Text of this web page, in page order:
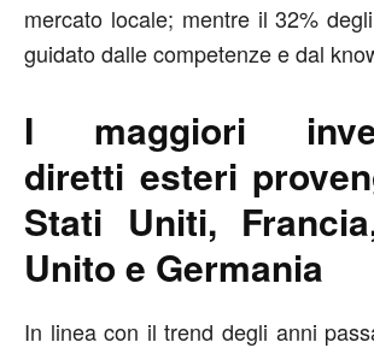
mercato locale; mentre il 32%
guidato dalle competenze e dal
I maggiori
diretti esteri
Stati Uniti,
Unito e Germania
In linea con il trend degli anni